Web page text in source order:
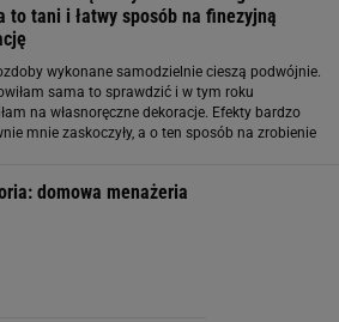
to tani i łatwy sposób na finezyjną
wykonane samodzielnie cieszą podwójnie.
sama to sprawdzić i w tym roku
na własnoręczne dekoracje. Efekty bardzo
mnie zaskoczyły, a o ten sposób na zrobienie
domowa menażeria